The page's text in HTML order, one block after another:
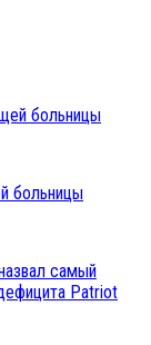
больницы